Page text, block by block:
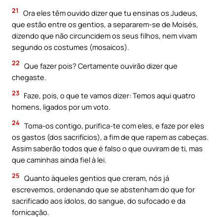
21
Ora eles têm ouvido dizer que tu ensinas os Judeus,
que estão entre os gentios, a separarem-se de Moisés,
dizendo que não circuncidem os seus filhos, nem vivam
segundo os costumes (mosaicos).
22 Que fazer pois? Certamente ouvirão dizer que
chegaste.
23 Faze, pois, o que te vamos dizer: Temos aqui quatro
homens, ligados por um voto.
24 Toma-os contigo, purifica-te com eles, e faze por eles
os gastos (dos sacrifícios), a fim de que rapem as cabeças.
Assim saberão todos que é falso o que ouviram de ti, mas
que caminhas ainda fiel à lei.
25 Quanto àqueles gentios que creram, nós já
escrevemos, ordenando que se abstenham do que for
sacrificado aos ídolos, do sangue, do sufocado e da
fornicação.